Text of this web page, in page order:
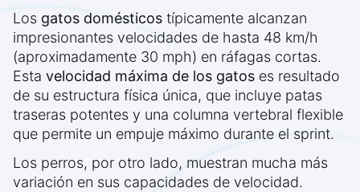
Los gatos domésticos típicamente alcanzan
impresionantes velocidades de hasta 48 km/h
(aproximadamente 30 mph) en ráfagas cortas.
Esta velocidad máxima de los gatos es resultado
de su estructura física única, que incluye patas
traseras potentes y una columna vertebral flexible
que permite un empuje máximo durante el sprint.
Los perros, por otro lado, muestran mucha más
variación en sus capacidades de velocidad.